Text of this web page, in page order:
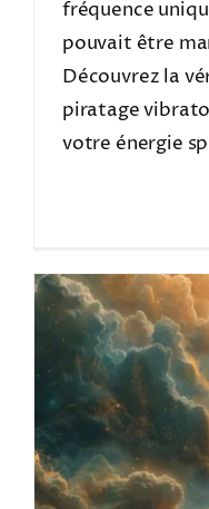
fréquence
pouvait être
Découvrez la
piratage
votre énergie